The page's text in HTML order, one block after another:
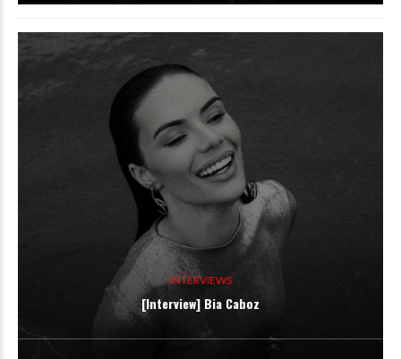
INTERVIEWS
[Interview] Bia Caboz